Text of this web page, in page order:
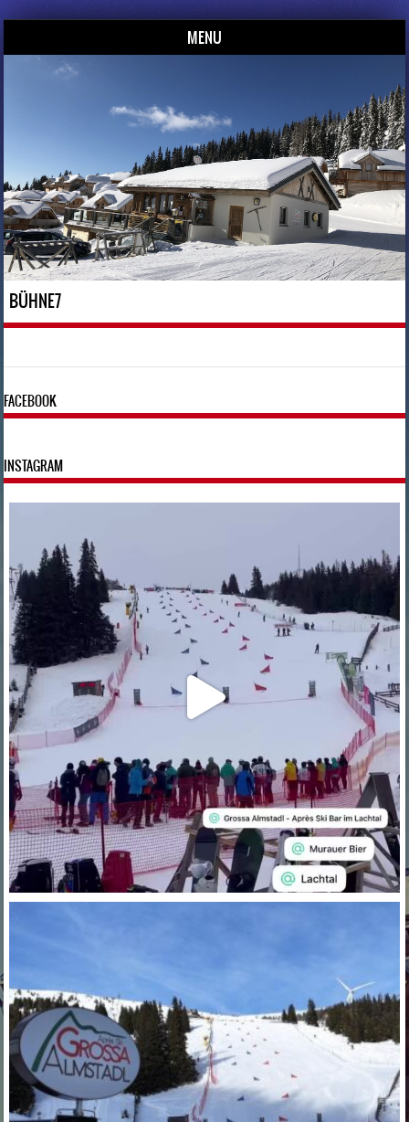
2023
Grossa Almstadl – Après Ski Bar im Lachtal
Empfohlen
MENU
Skip to content
BÜHNE7
Post Navigation
FACEBOOK
INSTAGRAM